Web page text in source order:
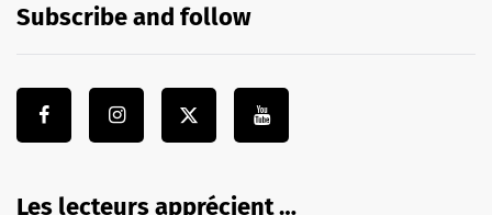
Subscribe and follow
Les lecteurs apprécient …